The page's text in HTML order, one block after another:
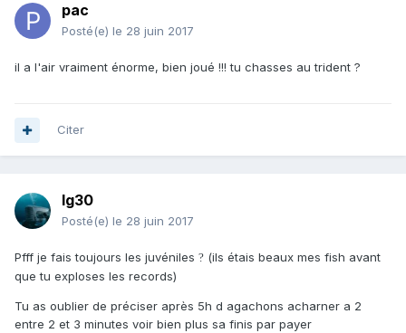
pac
Posté(e) le 28 juin 2017
il a l'air vraiment énorme, bien joué !!! tu chasses au trident ?
Citer
lg30
Posté(e) le 28 juin 2017
Pfff je fais toujours les juvéniles ? (ils étais beaux mes fish avant
que tu exploses les records)
Tu as oublier de préciser après 5h d agachons acharner a 2
entre 2 et 3 minutes voir bien plus sa finis par payer